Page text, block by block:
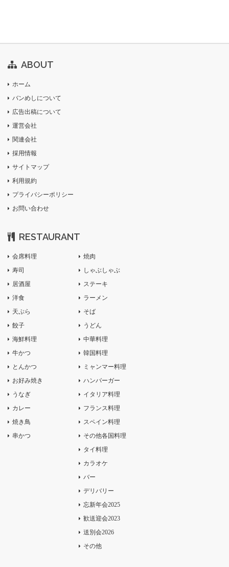
ABOUT
ホーム
バンめしについて
広告出稿について
運営会社
関連会社
採用情報
サイトマップ
利用規約
プライバシーポリシー
お問い合わせ
RESTAURANT
会席料理
寿司
居酒屋
洋食
天ぷら
餃子
海鮮料理
牛かつ
とんかつ
お好み焼き
うなぎ
カレー
焼き鳥
串かつ
焼肉
しゃぶしゃぶ
ステーキ
ラーメン
そば
うどん
中華料理
韓国料理
ミャンマー料理
ハンバーガー
イタリア料理
フランス料理
スペイン料理
その他各国料理
タイ料理
カラオケ
バー
デリバリー
忘新年会2025
歓送迎会2023
送別会2026
その他